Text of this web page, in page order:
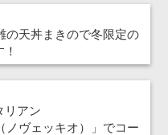
の天丼まきので冬限定の
リアン
ノヴェッキオ）」でコー